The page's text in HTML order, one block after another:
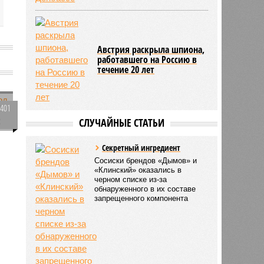
Австрия раскрыла шпиона,
работавшего на Россию в
течение 20 лет
СЛУЧАЙНЫЕ СТАТЬИ
Секретный ингредиент
Сосиски брендов «Дымов» и
«Клинский» оказались в
черном списке из-за
обнаруженного в их составе
запрещенного компонента